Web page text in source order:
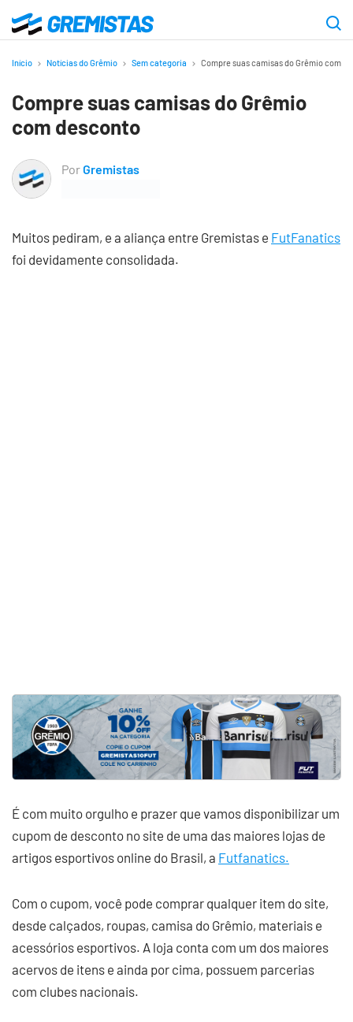
para
principal
Gremistas
Início Notícias do Grêmio Sem categoria Compre suas camisas do Grêmio com
Compre suas camisas do Grêmio
com desconto
PorGremistas
Muitos pediram, e a aliança entre Gremistas e FutFanatics
foi devidamente consolidada.
É com muito orgulho e prazer que vamos disponibilizar um
cupom de desconto no site de uma das maiores lojas de
artigos esportivos online do Brasil, a Futfanatics.
Com o cupom, você pode comprar qualquer item do site,
desde calçados, roupas, camisa do Grêmio, materiais e
acessórios esportivos. A loja conta com um dos maiores
acervos de itens e ainda por cima, possuem parcerias
com clubes nacionais.